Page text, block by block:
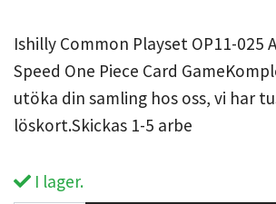
Ishilly Common Playset OP11-025
Speed One Piece Card
utöka din samling hos oss, vi har
löskort.Skickas 1-5 arbe
I lager.